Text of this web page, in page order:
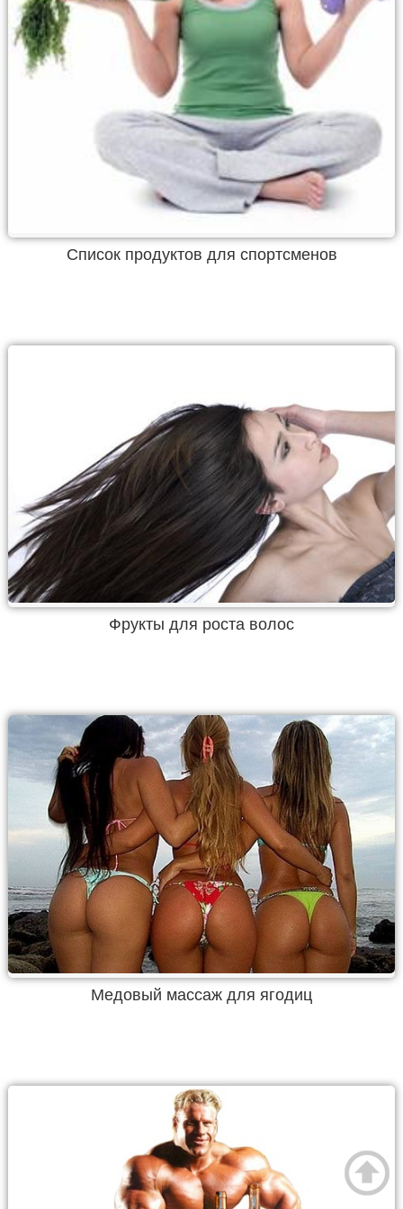
Список продуктов для спортсменов
Фрукты для роста волос
Медовый массаж для ягодиц